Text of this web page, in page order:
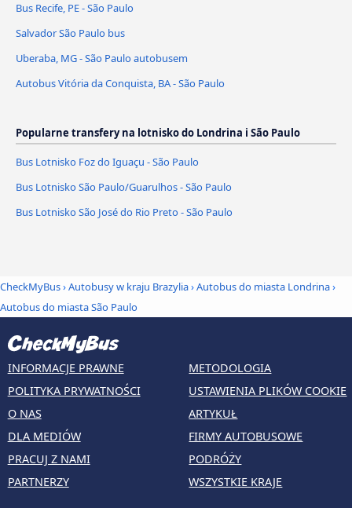
Bus Recife, PE - São Paulo
Salvador São Paulo bus
Uberaba, MG - São Paulo autobusem
Autobus Vitória da Conquista, BA - São Paulo
Popularne transfery na lotnisko do Londrina i São Paulo
Bus Lotnisko Foz do Iguaçu - São Paulo
Bus Lotnisko São Paulo/Guarulhos - São Paulo
Bus Lotnisko São José do Rio Preto - São Paulo
CheckMyBus›Autobusy w kraju Brazylia›Autobus do miasta Londrina›
Autobus do miasta São Paulo
INFORMACJE PRAWNE
POLITYKA PRYWATNOŚCI
O NAS
DLA MEDIÓW
PRACUJ Z NAMI
PARTNERZY
METODOLOGIA
USTAWIENIA PLIKÓW COOKIE
ARTYKUŁ
FIRMY AUTOBUSOWE
PODRÓŻY
WSZYSTKIE KRAJE